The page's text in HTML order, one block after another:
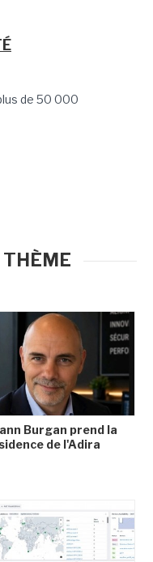
de 50 000
THÈME
Burgan prend la
de l'Adira